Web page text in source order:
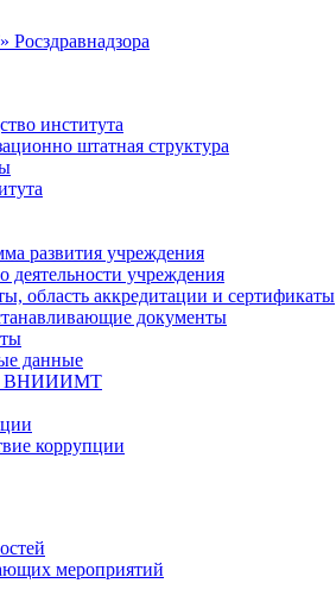
института
штатная структура
развития учреждения
деятельности учреждения
область аккредитации и сертификаты
документы
данные
ВНИИИМТ
коррупции
мероприятий